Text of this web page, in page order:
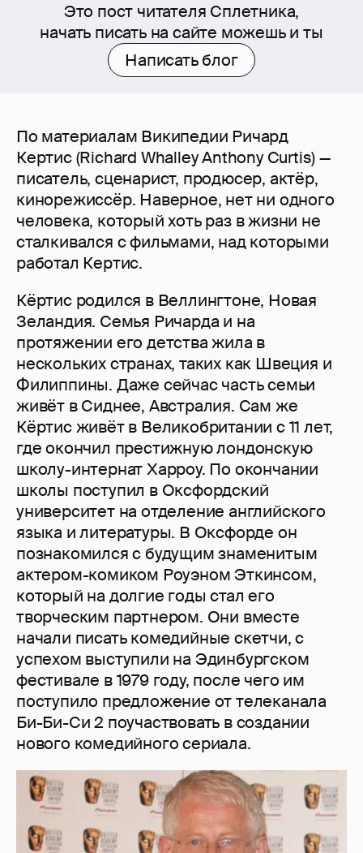
Это пост читателя Сплетника,
начать писать на сайте можешь и ты
Написать блог
По материалам Википедии Ричард
Кертис (Richard Whalley Anthony Curtis) —
писатель, сценарист, продюсер, актёр,
кинорежиссёр. Наверное, нет ни одного
человека, который хоть раз в жизни не
сталкивался с фильмами, над которыми
работал Кертис.
Кёртис родился в Веллингтоне, Новая
Зеландия. Семья Ричарда и на
протяжении его детства жила в
нескольких странах, таких как Швеция и
Филиппины. Даже сейчас часть семьи
живёт в Сиднее, Австралия. Сам же
Кёртис живёт в Великобритании с 11 лет,
где окончил престижную лондонскую
школу-интернат Харроу. По окончании
школы поступил в Оксфордский
университет на отделение английского
языка и литературы. В Оксфорде он
познакомился с будущим знаменитым
актером-комиком Роуэном Эткинсом,
который на долгие годы стал его
творческим партнером. Они вместе
начали писать комедийные скетчи, с
успехом выступили на Эдинбургском
фестивале в 1979 году, после чего им
поступило предложение от телеканала
Би-Би-Си 2 поучаствовать в создании
нового комедийного сериала.